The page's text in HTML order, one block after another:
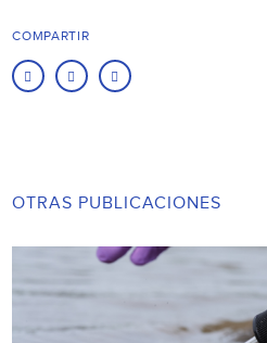
COMPARTIR
OTRAS PUBLICACIONES